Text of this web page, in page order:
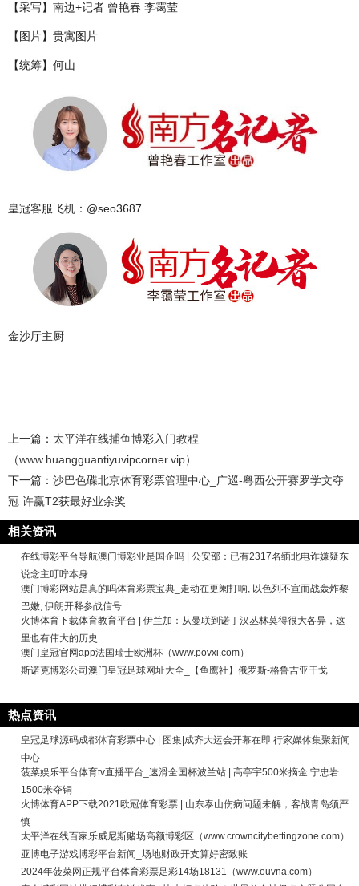
【采写】南边+记者 曾艳春 李霭莹
【图片】贵寓图片
【统筹】何山
皇冠客服飞机：@seo3687
金沙厅主厨
上一篇： 太平洋在线捕鱼博彩入门教程
（www.huangguantiyuvipcorner.vip）
下一篇： 沙巴色碟北京体育彩票管理中心_广巡-粤西公开赛罗学文夺
冠 许赢T2获最好业余奖
相关资讯
在线博彩平台导航澳门博彩业是国企吗 | 公安部：已有2317名缅北电诈嫌疑东
说念主叮咛本身
澳门博彩网站是真的吗体育彩票宝典_走动在更阑打响, 以色列不宣而战轰炸黎
巴嫩, 伊朗开释参战信号
火博体育下载体育教育平台 | 伊兰加：从曼联到诺丁汉丛林莫得很大各异，这
里也有伟大的历史
澳门皇冠官网app法国瑞士欧洲杯（www.povxi.com）
斯诺克博彩公司澳门皇冠足球网址大全_【鱼鹰社】俄罗斯-格鲁吉亚干戈
热点资讯
皇冠足球源码成都体育彩票中心 | 图集|成齐大运会开幕在即 行家媒体集聚新闻
中心
菠菜娱乐平台体育tv直播平台_速滑全国杯波兰站 | 高亭宇500米摘金 宁忠岩
1500米夺铜
火博体育APP下载2021欧冠体育彩票 | 山东泰山伤病问题未解，客战青岛须严
慎
太平洋在线百家乐威尼斯赌场高额博彩区（www.crowncitybettingzone.com）
亚博电子游戏博彩平台新闻_场地财政开支算好密致账
2024年菠菜网正规平台体育彩票足彩14场18131（www.ouvna.com）